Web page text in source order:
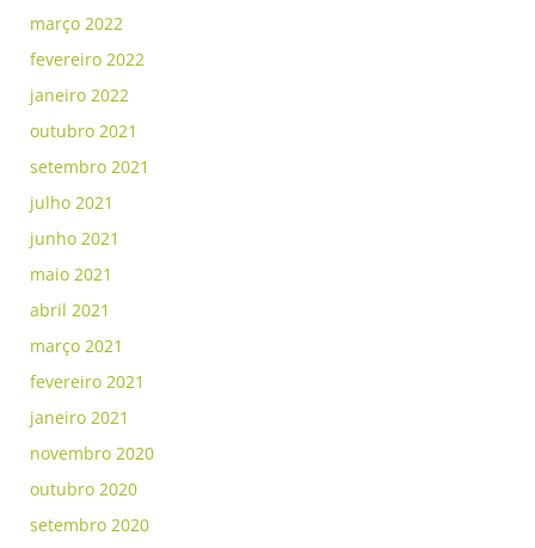
março 2022
fevereiro 2022
janeiro 2022
outubro 2021
setembro 2021
julho 2021
junho 2021
maio 2021
abril 2021
março 2021
fevereiro 2021
janeiro 2021
novembro 2020
outubro 2020
setembro 2020